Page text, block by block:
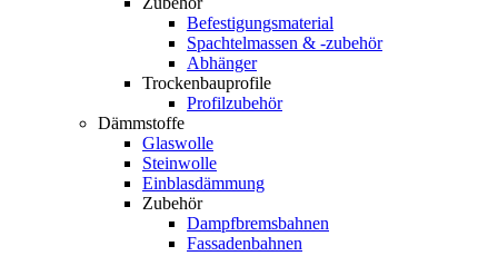
Befestigungsmaterial
Spachtelmassen & -zubehör
Abhänger
Trockenbauprofile
Profilzubehör
Dämmstoffe
Glaswolle
Steinwolle
Einblasdämmung
Zubehör
Dampfbremsbahnen
Fassadenbahnen